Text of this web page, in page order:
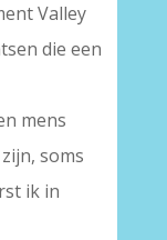
Valley
die een
mens
soms
ik in